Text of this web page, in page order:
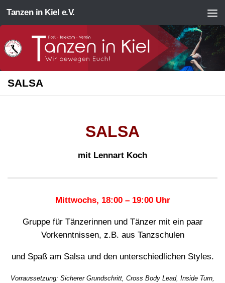
Zum Inhalt springen
Tanzen in Kiel e.V.
SALSA
SALSA
mit Lennart Koch
Mittwochs, 18:00 – 19:00 Uhr
Gruppe für Tänzerinnen und Tänzer mit ein paar
Vorkenntnissen, z.B. aus Tanzschulen
und Spaß am Salsa und den unterschiedlichen Styles.
Vorraussetzung: Sicherer Grundschritt, Cross Body Lead, Inside Turn,